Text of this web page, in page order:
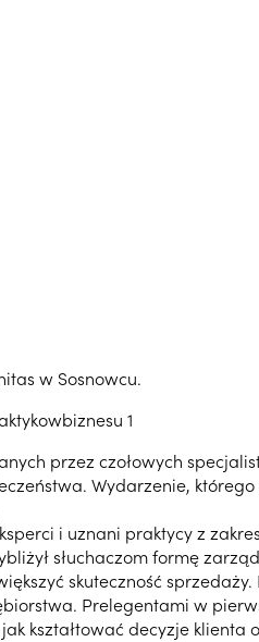
w Sosnowcu.
przez czołowych
Wydarzenie,
i uznani praktycy z
słuchaczom formę
skuteczność sprzedaży.
Prelegentami w
kształtować decyzje klienta